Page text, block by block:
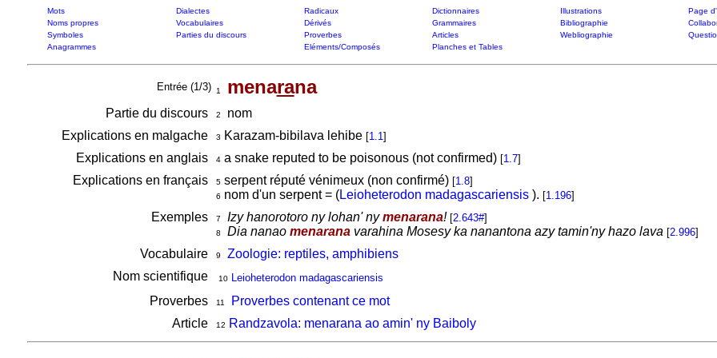
Mots Dialectes Radicaux Dictionnaires Illustrations
Page
Noms propres
Vocabulaires Dérivés Grammaires Bibliographie
Symboles
Parties du discours Proverbes Articles Webliographie
Anagrammes
Eléments/Composés Planches et Tables
Entrée (1/3) 1 menarana
Partie du discours 2
nom
Explications en malgache
3 Karazam-bibilava lehibe [1.1]
Explications en anglais 4a snake reputed to be poisonous (not confirmed) [1.7]
Explications en français 5serpent réputé vénimeux (non confirmé) [1.8]
6 nom d'un serpent = (Leioheterodon madagascariensis). [1.196]
Exemples 7 Izy hanorotoro ny lohan' nymenarana! [2.643#]
8 Dia nanao menaranavarahina Mosesy ka nanantona azy tamin'ny hazo lava [2.996]
Vocabulaire 9
Zoologie: reptiles, amphibiens
Nom scientifique
10 Leioheterodon madagascariensis
Proverbes 11
Proverbes contenant ce mot
Article
12 Randzavola: menarana ao amin' ny Baiboly